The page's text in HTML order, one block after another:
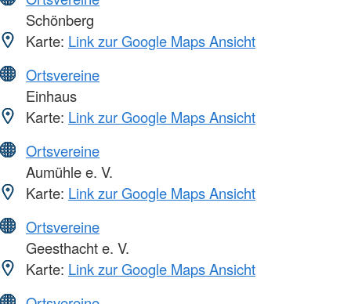
Schönberg
Karte: Link zur Google Maps Ansicht
Ortsvereine
Einhaus
Karte: Link zur Google Maps Ansicht
Ortsvereine
Aumühle e. V.
Karte: Link zur Google Maps Ansicht
Ortsvereine
Geesthacht e. V.
Karte: Link zur Google Maps Ansicht